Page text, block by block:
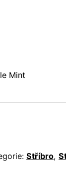
Mint
Stříbro,